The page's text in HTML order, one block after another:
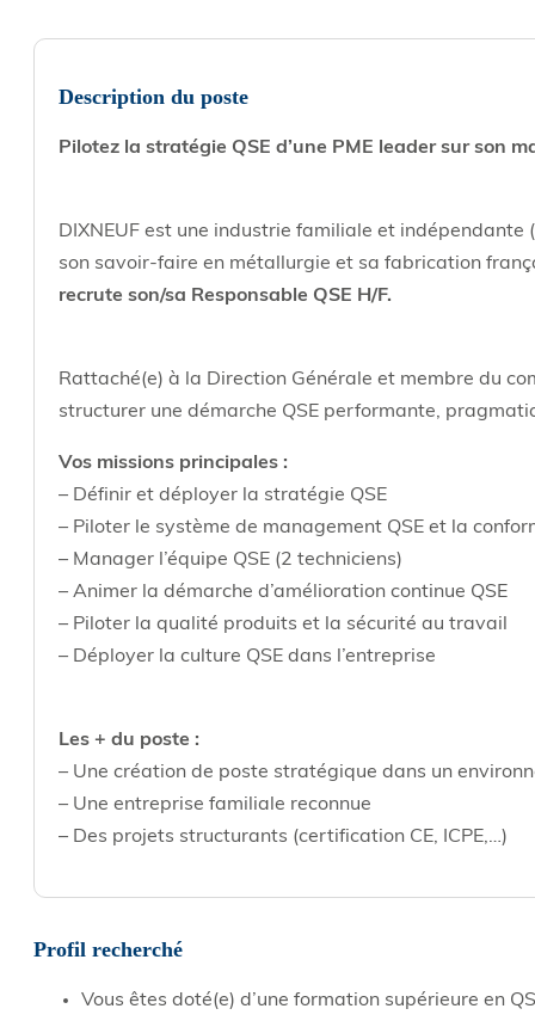
Description du poste
Pilotez la stratégie QSE d’une PME leader sur son
DIXNEUF est une industrie familiale et
son savoir-faire en métallurgie et sa fabrication
recrute son/sa Responsable QSE H/F.
Rattaché(e) à la Direction Générale et membre du
structurer une démarche QSE performante,
Vos missions principales :
– Définir et déployer la stratégie QSE
– Piloter le système de management QSE et la
– Manager l’équipe QSE (2 techniciens)
– Animer la démarche d’amélioration continue QSE
– Piloter la qualité produits et la sécurité au travail
– Déployer la culture QSE dans l’entreprise
Les + du poste :
– Une création de poste stratégique dans un
– Une entreprise familiale reconnue
– Des projets structurants (certification CE, ICPE,…)
Profil recherché
Vous êtes doté(e) d’une formation supérieure en